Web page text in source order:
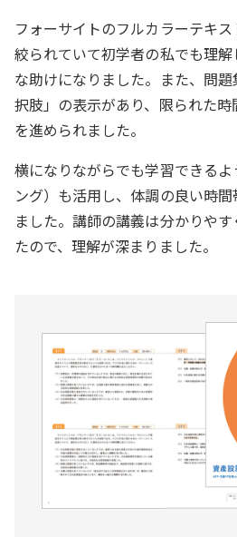
フォーサイトのフルカラーテキ
絞られていて初学者の私でも理
な助けになりました。また、問
択肢」の表示があり、限られた
を進められました。
横になりながらでも学習できる
ング）も活用し、体調の良い時
ました。講師の講義は分かりや
たので、理解が深まりました。